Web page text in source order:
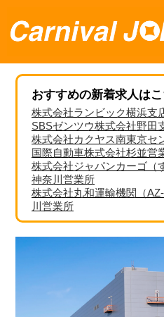
おすすめの新着求人はこ
株式会社ランビック横浜支
SBSゼンツウ株式会社野田
株式会社カクヤス南東京セ
国際自動車株式会社杉並営
株式会社ジャパンカーゴ（
神奈川営業所
株式会社丸和運輸機関（
川営業所